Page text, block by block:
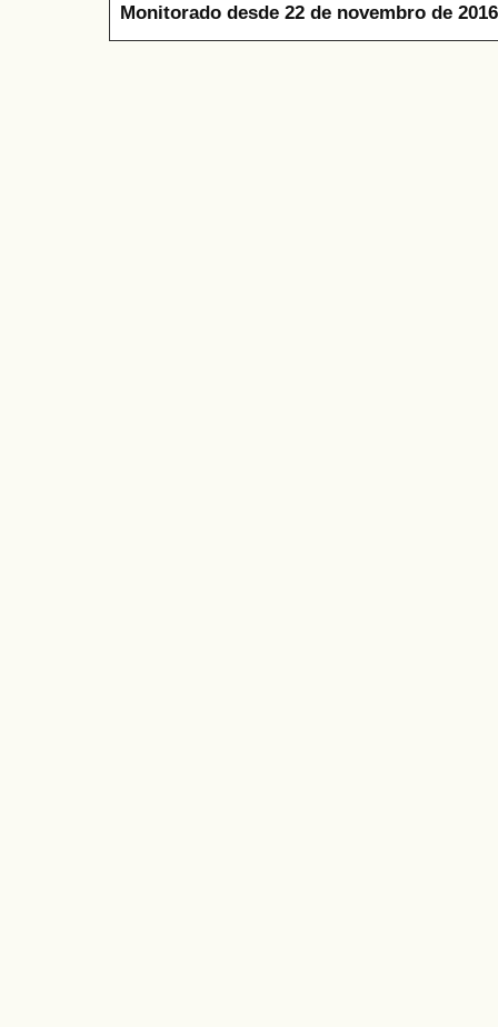
Monitorado desde 22 de novembro de